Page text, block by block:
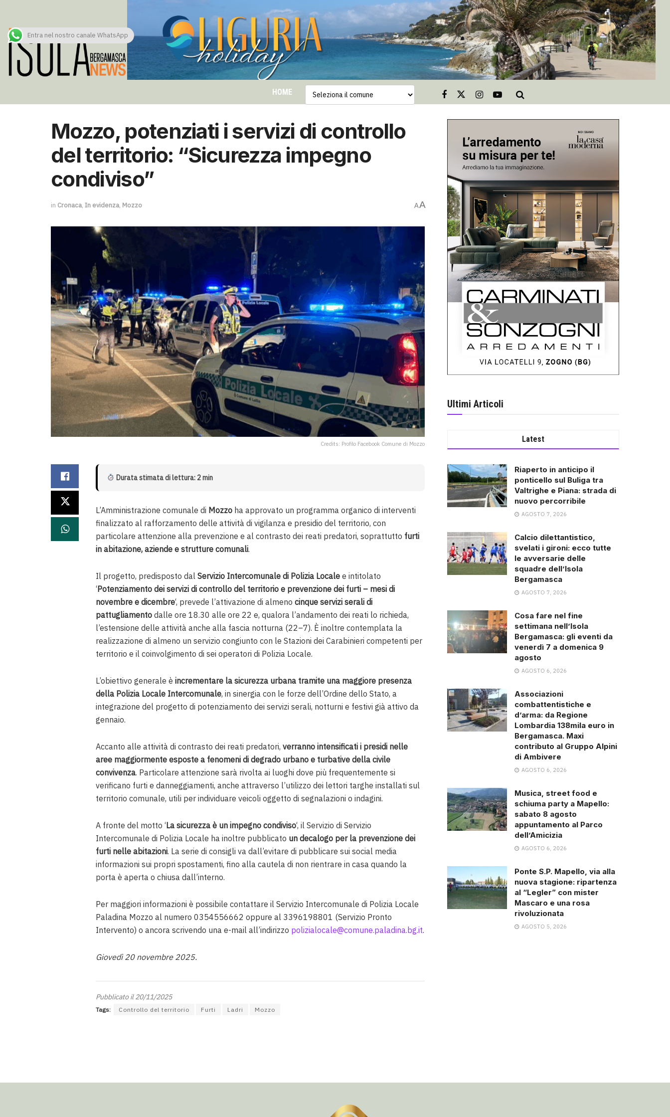
HOME
Mozzo, potenziati i servizi di controllo
del territorio: “Sicurezza impegno
condiviso”
in Cronaca, In evidenza, Mozzo AA
Credits: Profilo Facebook Comune di Mozzo
Durata stimata di lettura: 2 min
L’Amministrazione comunale di Mozzo ha approvato un programma organico di interventi
finalizzato al rafforzamento delle attività di vigilanza e presidio del territorio, con
particolare attenzione alla prevenzione e al contrasto dei reati predatori, soprattutto furti
in abitazione, aziende e strutture comunali.
Il progetto, predisposto dal Servizio Intercomunale di Polizia Locale e intitolato
‘Potenziamento dei servizi di controllo del territorio e prevenzione dei furti – mesi di
novembre e dicembre‘, prevede l’attivazione di almeno cinque servizi serali di
pattugliamento dalle ore 18.30 alle ore 22 e, qualora l’andamento dei reati lo richieda,
l’estensione delle attività anche alla fascia notturna (22–7). È inoltre contemplata la
realizzazione di almeno un servizio congiunto con le Stazioni dei Carabinieri competenti per
territorio e il coinvolgimento di sei operatori di Polizia Locale.
L’obiettivo generale è incrementare la sicurezza urbana tramite una maggiore presenza
della Polizia Locale Intercomunale, in sinergia con le forze dell’Ordine dello Stato, a
integrazione del progetto di potenziamento dei servizi serali, notturni e festivi già attivo da
gennaio.
Accanto alle attività di contrasto dei reati predatori, verranno intensificati i presidi nelle
aree maggiormente esposte a fenomeni di degrado urbano e turbative della civile
convivenza. Particolare attenzione sarà rivolta ai luoghi dove più frequentemente si
verificano furti e danneggiamenti, anche attraverso l’utilizzo dei lettori targhe installati sul
territorio comunale, utili per individuare veicoli oggetto di segnalazioni o indagini.
A fronte del motto ‘La sicurezza è un impegno condiviso‘, il Servizio di Servizio
Intercomunale di Polizia Locale ha inoltre pubblicato un decalogo per la prevenzione dei
furti nelle abitazioni. La serie di consigli va dall’evitare di pubblicare sui social media
informazioni sui propri spostamenti, fino alla cautela di non rientrare in casa quando la
porta è aperta o chiusa dall’interno.
Per maggiori informazioni è possibile contattare il Servizio Intercomunale di Polizia Locale
Paladina Mozzo al numero 0354556662 oppure al 3396198801 (Servizio Pronto
Intervento) o ancora scrivendo una e-mail all’indirizzo polizialocale@comune.paladina.bg.it.
Giovedì 20 novembre 2025.
Pubblicato il 20/11/2025
Tags: Controllo del territorio Furti Ladri Mozzo
Ultimi Articoli
Latest
Riaperto in anticipo il
ponticello sul Buliga tra
Valtrighe e Piana: strada di
nuovo percorribile
AGOSTO 7, 2026
Calcio dilettantistico,
svelati i gironi: ecco tutte
le avversarie delle
squadre dell’Isola
Bergamasca
AGOSTO 7, 2026
Cosa fare nel fine
settimana nell’Isola
Bergamasca: gli eventi da
venerdì 7 a domenica 9
agosto
AGOSTO 6, 2026
Associazioni
combattentistiche e
d’arma: da Regione
Lombardia 138mila euro in
Bergamasca. Maxi
contributo al Gruppo Alpini
di Ambivere
AGOSTO 6, 2026
Musica, street food e
schiuma party a Mapello:
sabato 8 agosto
appuntamento al Parco
dell’Amicizia
AGOSTO 6, 2026
Ponte S.P. Mapello, via alla
nuova stagione: ripartenza
al “Legler” con mister
Mascaro e una rosa
rivoluzionata
AGOSTO 5, 2026
Entra nel nostro canale WhatsApp